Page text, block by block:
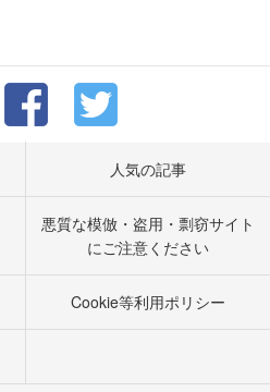
人気の記事
悪質な模倣・盗用・剽窃サイト
にご注意ください
Cookie等利用ポリシー